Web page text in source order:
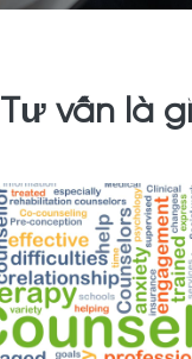
Tư vấn là